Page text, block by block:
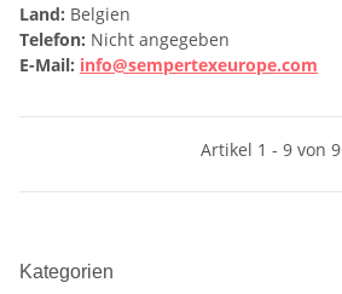
Land: Belgien
Telefon: Nicht angegeben
E-Mail: info@sempertexeurope.com
Artikel 1 - 9 von 9
Kategorien